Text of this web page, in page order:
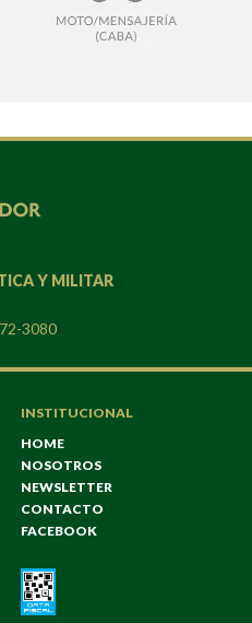
Y MILITAR
3080
INSTITUCIONAL
HOME
NOSOTROS
NEWSLETTER
CONTACTO
FACEBOOK